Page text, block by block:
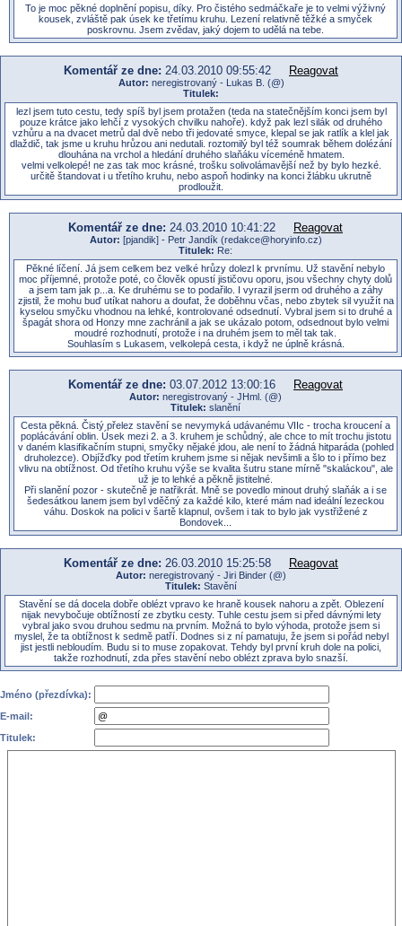
To je moc pěkné doplnění popisu, díky. Pro čistého sedmáčkaře je to velmi výživný
kousek, zvláště pak úsek ke třetímu kruhu. Lezení relativně těžké a smyček
poskrovnu. Jsem zvědav, jaký dojem to udělá na tebe.
Komentář ze dne: 24.03.2010 09:55:42 Reagovat
Autor: neregistrovaný - Lukas B. (@)
Titulek:
lezl jsem tuto cestu, tedy spíš byl jsem protažen (teda na statečnějším konci jsem byl
pouze krátce jako lehčí z vysokých chvilku nahoře). když pak lezl silák od druhého
vzhůru a na dvacet metrů dal dvě nebo tři jedovaté smyce, klepal se jak ratlík a klel jak
dlaždič, tak jsme u kruhu hrůzou ani nedutali. roztomilý byl též soumrak během dolézání
dlouhána na vrchol a hledání druhého slaňáku víceméně hmatem.
velmi velkolepé! ne zas tak moc krásné, trošku solivolámavější než by bylo hezké.
určitě štandovat i u třetího kruhu, nebo aspoň hodinky na konci žlábku ukrutně
prodloužit.
Komentář ze dne: 24.03.2010 10:41:22 Reagovat
Autor: [pjandik] - Petr Jandík (redakce@horyinfo.cz)
Titulek: Re:
Pěkné líčení. Já jsem celkem bez velké hrůzy dolezl k prvnímu. Už stavění nebylo
moc příjemné, protože poté, co člověk opustí jističovu oporu, jsou všechny chyty dolů
a jsem tam jak p...a. Ke druhému se to podařilo. I vyrazil jserm od druhého a záhy
zjistil, že mohu buď utíkat nahoru a doufat, že doběhnu včas, nebo zbytek sil využít na
kyselou smyčku vhodnou na lehké, kontrolované odsednutí. Vybral jsem si to druhé a
špagát shora od Honzy mne zachránil a jak se ukázalo potom, odsednout bylo velmi
moudré rozhodnutí, protože i na druhém jsem to měl tak tak.
Souhlasím s Lukasem, velkolepá cesta, i když ne úplně krásná.
Komentář ze dne: 03.07.2012 13:00:16 Reagovat
Autor: neregistrovaný - JHml. (@)
Titulek: slanění
Cesta pěkná. Čistý přelez stavění se nevymyká udávanému VIIc - trocha kroucení a
poplácávání oblin. Úsek mezi 2. a 3. kruhem je schůdný, ale chce to mít trochu jistotu
v daném klasifikačním stupni, smyčky nějaké jdou, ale není to žádná hitparáda (pohled
druholezce). Objížďky pod třetím kruhem jsme si nějak nevšimli a šlo to i přímo bez
vlivu na obtížnost. Od třetího kruhu výše se kvalita šutru stane mírně "skaláckou", ale
už je to lehké a pěkně jistitelné.
Při slanění pozor - skutečně je natřikrát. Mně se povedlo minout druhý slaňák a i se
šedesátkou lanem jsem byl vděčný za každé kilo, které mám nad ideální lezeckou
váhu. Doskok na polici v šartě klapnul, ovšem i tak to bylo jak vystřižené z
Bondovek...
Komentář ze dne: 26.03.2010 15:25:58 Reagovat
Autor: neregistrovaný - Jiri Binder (@)
Titulek: Stavění
Stavění se dá docela dobře oblézt vpravo ke hraně kousek nahoru a zpět. Oblezení
nijak nevybočuje obtížností ze zbytku cesty. Tuhle cestu jsem si před dávnými lety
vybral jako svou druhou sedmu na prvním. Možná to bylo výhoda, protože jsem si
myslel, že ta obtížnost k sedmě patří. Dodnes si z ní pamatuju, že jsem si pořád nebyl
jist jestli nebloudím. Budu si to muse zopakovat. Tehdy byl první kruh dole na polici,
takže rozhodnutí, zda přes stavění nebo oblézt zprava bylo snazší.
Jméno (přezdívka):
E-mail:
Titulek: